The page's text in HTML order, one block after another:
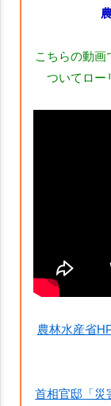
こちらの動画
ついてロー
農林水産省
首相官邸「災